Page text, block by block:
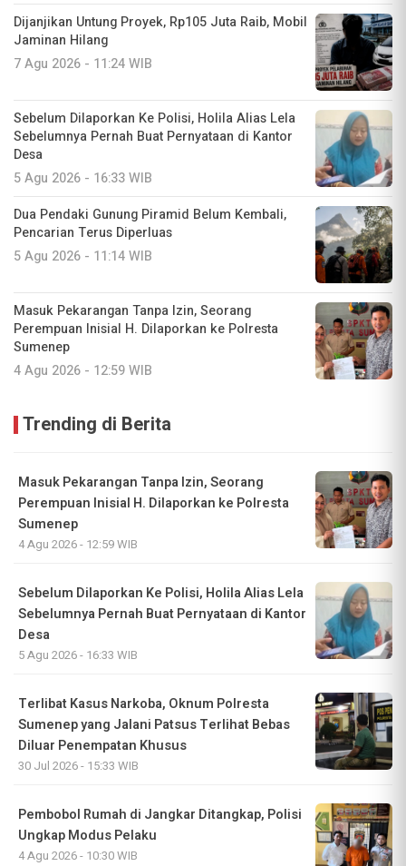
Dijanjikan Untung Proyek, Rp105 Juta Raib, Mobil
Jaminan Hilang
7 Agu 2026 - 11:24 WIB
Sebelum Dilaporkan Ke Polisi, Holila Alias Lela
Sebelumnya Pernah Buat Pernyataan di Kantor
Desa
5 Agu 2026 - 16:33 WIB
Dua Pendaki Gunung Piramid Belum Kembali,
Pencarian Terus Diperluas
5 Agu 2026 - 11:14 WIB
Masuk Pekarangan Tanpa Izin, Seorang
Perempuan Inisial H. Dilaporkan ke Polresta
Sumenep
4 Agu 2026 - 12:59 WIB
Trending di Berita
Masuk Pekarangan Tanpa Izin, Seorang
Perempuan Inisial H. Dilaporkan ke Polresta
Sumenep
4 Agu 2026 - 12:59 WIB
Sebelum Dilaporkan Ke Polisi, Holila Alias Lela
Sebelumnya Pernah Buat Pernyataan di Kantor
Desa
5 Agu 2026 - 16:33 WIB
Terlibat Kasus Narkoba, Oknum Polresta
Sumenep yang Jalani Patsus Terlihat Bebas
Diluar Penempatan Khusus
30 Jul 2026 - 15:33 WIB
Pembobol Rumah di Jangkar Ditangkap, Polisi
Ungkap Modus Pelaku
4 Agu 2026 - 10:30 WIB